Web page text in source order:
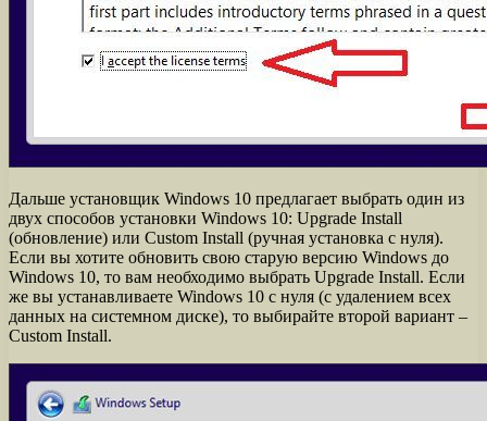
Дальше установщик Windows 10 предлагает выбрать один из
двух способов установки Windows 10: Upgrade Install
(обновление) или Custom Install (ручная установка с нуля).
Если вы хотите обновить свою старую версию Windows до
Windows 10, то вам необходимо выбрать Upgrade Install. Если
же вы устанавливаете Windows 10 с нуля (с удалением всех
данных на системном диске), то выбирайте второй вариант –
Custom Install.